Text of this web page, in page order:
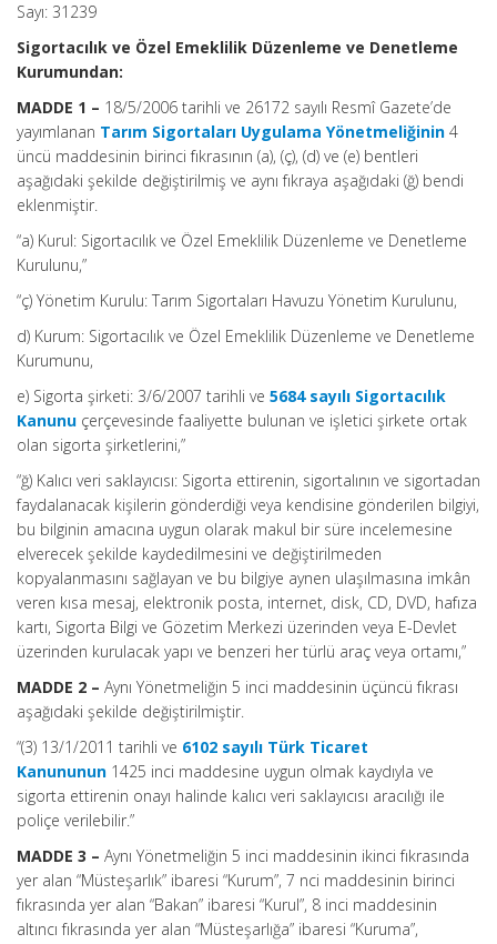
Sayı: 31239
Sigortacılık ve Özel Emeklilik Düzenleme ve Denetleme
Kurumundan:
MADDE 1 – 18/5/2006 tarihli ve 26172 sayılı Resmî Gazete’de
yayımlanan Tarım Sigortaları Uygulama Yönetmeliğinin 4
üncü maddesinin birinci fıkrasının (a), (ç), (d) ve (e) bentleri
aşağıdaki şekilde değiştirilmiş ve aynı fıkraya aşağıdaki (ğ) bendi
eklenmiştir.
“a) Kurul: Sigortacılık ve Özel Emeklilik Düzenleme ve Denetleme
Kurulunu,”
“ç) Yönetim Kurulu: Tarım Sigortaları Havuzu Yönetim Kurulunu,
d) Kurum: Sigortacılık ve Özel Emeklilik Düzenleme ve Denetleme
Kurumunu,
e) Sigorta şirketi: 3/6/2007 tarihli ve 5684 sayılı Sigortacılık
Kanunu çerçevesinde faaliyette bulunan ve işletici şirkete ortak
olan sigorta şirketlerini,”
“ğ) Kalıcı veri saklayıcısı: Sigorta ettirenin, sigortalının ve sigortadan
faydalanacak kişilerin gönderdiği veya kendisine gönderilen bilgiyi,
bu bilginin amacına uygun olarak makul bir süre incelemesine
elverecek şekilde kaydedilmesini ve değiştirilmeden
kopyalanmasını sağlayan ve bu bilgiye aynen ulaşılmasına imkân
veren kısa mesaj, elektronik posta, internet, disk, CD, DVD, hafıza
kartı, Sigorta Bilgi ve Gözetim Merkezi üzerinden veya E-Devlet
üzerinden kurulacak yapı ve benzeri her türlü araç veya ortamı,”
MADDE 2 – Aynı Yönetmeliğin 5 inci maddesinin üçüncü fıkrası
aşağıdaki şekilde değiştirilmiştir.
“(3) 13/1/2011 tarihli ve 6102 sayılı Türk Ticaret
Kanununun 1425 inci maddesine uygun olmak kaydıyla ve
sigorta ettirenin onayı halinde kalıcı veri saklayıcısı aracılığı ile
poliçe verilebilir.”
MADDE 3 – Aynı Yönetmeliğin 5 inci maddesinin ikinci fıkrasında
yer alan “Müsteşarlık” ibaresi “Kurum”, 7 nci maddesinin birinci
fıkrasında yer alan “Bakan” ibaresi “Kurul”, 8 inci maddesinin
altıncı fıkrasında yer alan “Müsteşarlığa” ibaresi “Kuruma”,